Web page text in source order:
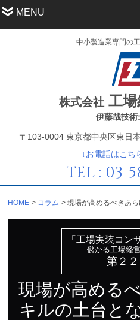
MENU
中小製造業専門の
株式会社工場
伊藤哉技術
〒103-0004 東京都中央区東日
↓お電話はこち
TEL : 03-
HOME コラム
「工場実装コン
—儲かる工場経
第２
現場が高める
キルの土台と